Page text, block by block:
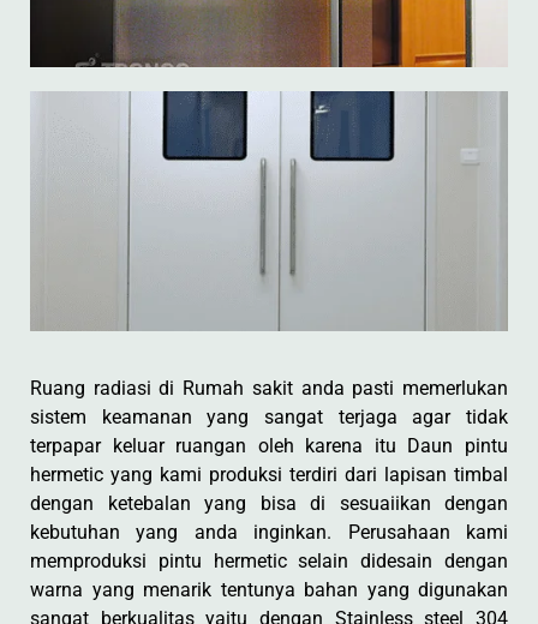
Ruang radiasi di Rumah sakit anda pasti memerlukan
sistem keamanan yang sangat terjaga agar tidak
terpapar keluar ruangan oleh karena itu Daun pintu
hermetic yang kami produksi terdiri dari lapisan timbal
dengan ketebalan yang bisa di sesuaiikan dengan
kebutuhan yang anda inginkan. Perusahaan kami
memproduksi pintu hermetic selain didesain dengan
warna yang menarik tentunya bahan yang digunakan
sangat berkualitas yaitu dengan Stainless steel 304